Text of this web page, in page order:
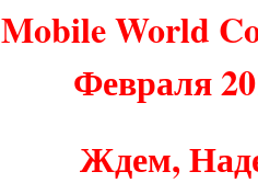
Mobile World
Февраля
Ждем,